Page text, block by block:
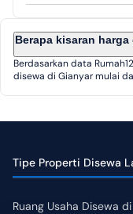
Berapa kisaran
Berdasarkan data
disewa di Gianyar mulai
Tipe Properti Disewa
Ruang Usaha Disewa